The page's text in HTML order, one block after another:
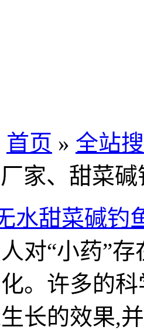
首页 » 全站
家、甜菜碱
水甜菜碱钓
对“小药”
。许多的
长的效果,